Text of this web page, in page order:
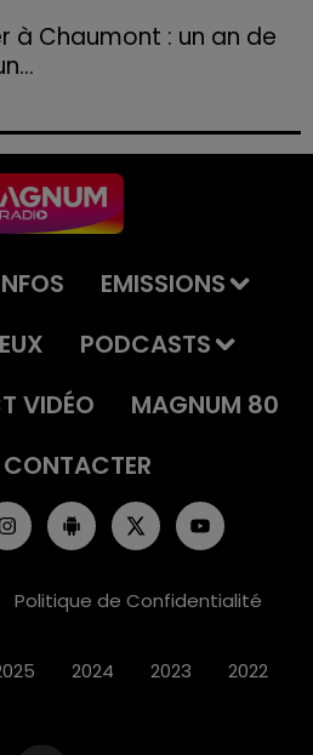
à Chaumont : un an de
de son véhicule.
EMISSIONS
PODCASTS
VIDÉO
MAGNUM 80
Politique de Confidentialité
2024 2023 2022